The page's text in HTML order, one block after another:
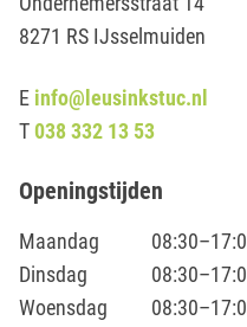
8271 RS IJsselmuiden
E info@leusinkstuc.nl
T038 332 13 53
Openingstijden
Maandag
Dinsdag
Woensdag